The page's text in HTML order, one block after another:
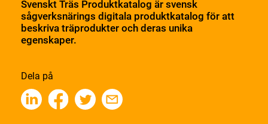
Svenskt Träs Produktkatalog är svensk
sågverksnärings digitala produktkatalog för att
beskriva träprodukter och deras unika
egenskaper.
Dela på